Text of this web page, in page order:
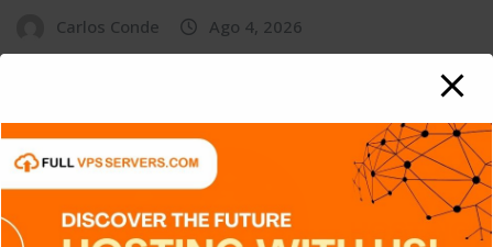
Carlos Conde Ago 4, 2026